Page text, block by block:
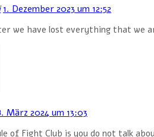
1. Dezember 2023 um 12:52
we have lost everything that we
März 2024 um 13:03
of Fight Club is you do not talk